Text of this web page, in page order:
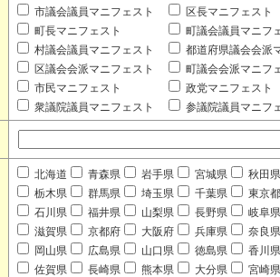
市議会議員マニフェスト
区長マニフェスト
町長マニフェスト
町議会議員マニフ
村議会議員マニフェスト
都道府県議会会派
区議会会派マニフェスト
町議会会派マニフ
市民マニフェスト
政党マニフェスト
衆議院議員マニフェスト
参議院議員マニフ
北海道 青森県 岩手県 宮城県 秋田県
栃木県
群馬県 埼玉県 千葉県 東京都
石川県
福井県 山梨県 長野県 岐阜県
滋賀県
京都府 大阪府 兵庫県 奈良県
岡山県
広島県 山口県 徳島県 香川県
佐賀県
長崎県 熊本県 大分県 宮崎県